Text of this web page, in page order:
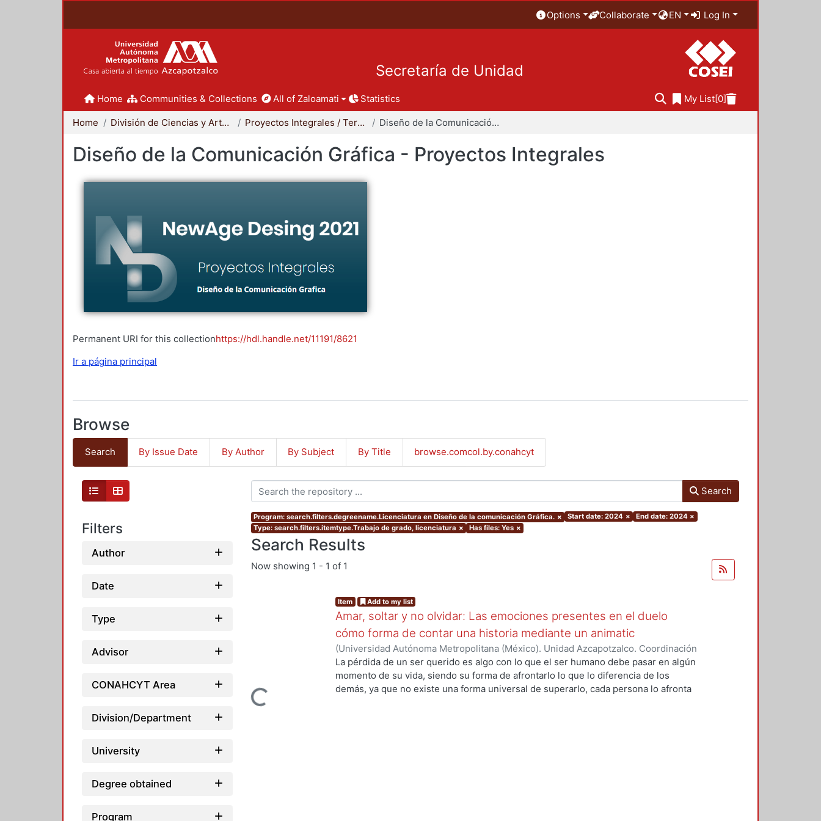
Options Collaborate EN Log In
Secretaría de Unidad
Home Communities & Collections All of Zaloamati Statistics My List[0]
Home División de Ciencias y Artes para el Diseño Proyectos Integrales / Terminales - Licenciatura Diseño de la Comunicación Gráfica - Proyectos Integrales
Diseño de la Comunicación Gráfica - Proyectos Integrales
Permanent URI for this collectionhttps://hdl.handle.net/11191/8621
Ir a página principal
Browse
Search By Issue Date By Author By Subject By Title browse.comcol.by.conahcyt
Filters
Author
Date
Type
Advisor
CONAHCYT Area
Division/Department
University
Degree obtained
Program
Search
Program: search.filters.degreename.Licenciatura en Diseño de la comunicación Gráfica. × Start date: 2024 × End date: 2024 ×
Type: search.filters.itemtype.Trabajo de grado, licenciatura × Has files: Yes ×
Search Results
Now showing 1 - 1 of 1
Loading...
Item Add to my list
Amar, soltar y no olvidar: Las emociones presentes en el duelo
cómo forma de contar una historia mediante un animatic
(Universidad Autónoma Metropolitana (México). Unidad Azcapotzalco. Coordinación
de Servicios de Información.,2024-01)Pérez Laguna, Diana
La pérdida de un ser querido es algo con lo que el ser humano debe pasar en algún
momento de su vida, siendo su forma de afrontarlo lo que lo diferencia de los
demás, ya que no existe una forma universal de superarlo, cada persona lo afronta